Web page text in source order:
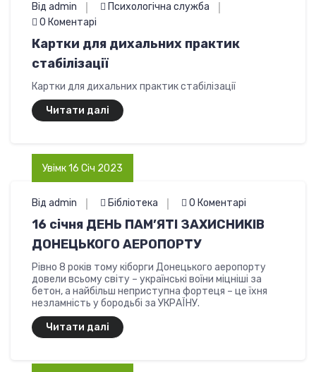
Від admin
Психологічна служба
0 Коментарі
Картки для дихальних практик
стабілізації
Картки для дихальних практик стабілізації
Читати далі
Увімк 16 Січ 2023
Від admin Бібліотека 0 Коментарі
16 січня ДЕНЬ ПАМ’ЯТІ ЗАХИСНИКІВ
ДОНЕЦЬКОГО АЕРОПОРТУ
Рівно 8 років тому кіборги Донецького аеропорту
довели всьому світу – українські воїни міцніші за
бетон, а найбільш неприступна фортеця – це їхня
незламність у бородьбі за УКРАЇНУ.
Читати далі